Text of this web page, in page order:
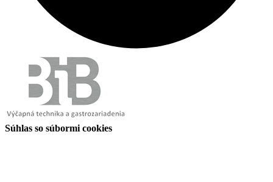
Súhlas so súbormi cookies